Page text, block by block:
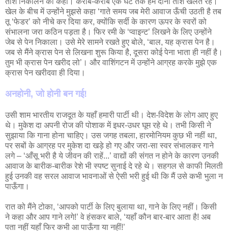
खेल के बीच में उन्‍होंने मुझसे कहा ‘गाते समय जब मेरी आवाज ऊँची उठती है तब
तू ‘फेडर’ को नीचे कर दिया कर, क्‍योंकि सर्दी के कारण ऊपर के स्‍वरों को
संभालना जरा कठिन पड़ता है। फिर रमी के ‘प्‍वाइन्‍ट’ लिखने के लिए उन्‍होंने
जेब से पेन निकाला। उसे मेरे सामने रखते हुए बोले, ‘बाल, यह क्रास पेन है।
जब से मैंने क्रास पेन से लिखना शुरू किया है, दूसरा कोई पेना भाता ही नहीं है।
तुम भी क्रास पेन खरीद लो’। और वाशिंगटन में उन्‍होंने आग्रह करके मुझे एक
क्रास पेन खरीदवा ही दिया।
अनहोनी, जो होनी बन गई!
उसी शाम भारतीय राजदूत के यहाँ हमारी पार्टी थी। देश-विदेश के लोग आए हुए
थे। मुकेश दा अपनी रोज की पोशाक में इधर-उधर घूम रहे थे। तभी किसी ने
सुझाया कि गाना होना चाहिए। उस जगह तबला, हारमोनियम कुछ भी नहीं था,
पर सबों के आग्रह पर मुकेश दा खड़े हो गए और जरा-सा स्‍वर संभालकर गाने
लगे – ‘आँसू भरी है ये जीवन की राहें...’ वाद्यों की संगत न होने के कारण उनकी
आवाज के बारीक-बारीक रेशे भी स्‍पष्‍ट सुनाई दे रहे थे। सहगल से काफी मिलती
हुई उनकी वह सरल आवाज भावनाओं से ऐसी भरी हुई थी कि मैं उसे कभी भुला न
पाऊँगा।
रात को मैंने टोका, ‘आपको पार्टी के लिए बुलाया था, गाने के लिए नहीं। किसी
ने कहा और आप गाने लगे!’ वे हंसकर बाले, ‘यहाँ कौन बार-बार आता है! अब
पता नहीं यहाँ फिर कभी आ पाऊँगा या नहीं!’